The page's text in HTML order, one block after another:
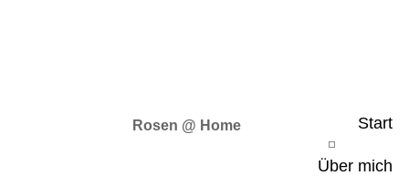
Start
Über mich
Rosen @ Home